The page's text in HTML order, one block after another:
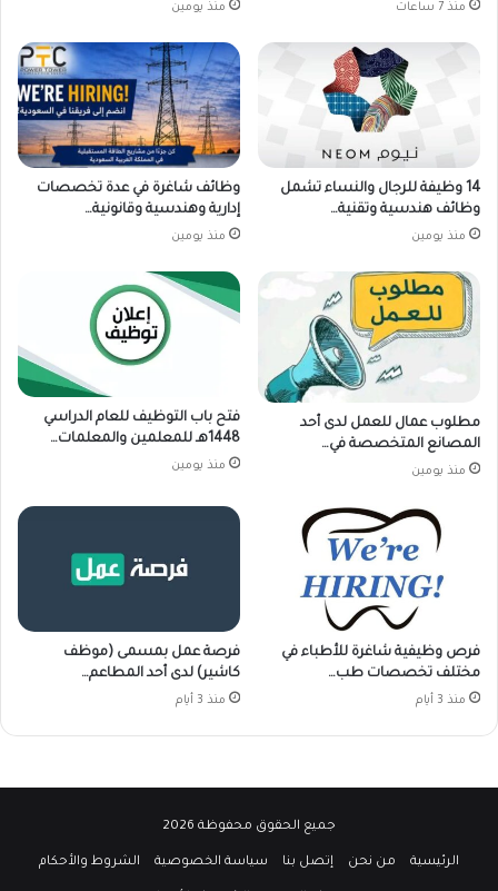
منذ 7 ساعات منذ يومين
14 وظيفة للرجال والنساء تشمل
وظائف هندسية وتقنية…
منذ يومين
وظائف شاغرة في عدة تخصصات
إدارية وهندسية وقانونية…
منذ يومين
مطلوب عمال للعمل لدى أحد
المصانع المتخصصة في…
منذ يومين
فتح باب التوظيف للعام الدراسي
1448هـ للمعلمين والمعلمات…
منذ يومين
فرص وظيفية شاغرة للأطباء في
مختلف تخصصات طب…
منذ 3 أيام
فرصة عمل بمسمى (موظف
كاشير) لدى أحد المطاعم…
منذ 3 أيام
جميع الحقوق محفوظة 2026
الرئيسية من نحن إتصل بنا سياسة الخصوصية الشروط والأحكام